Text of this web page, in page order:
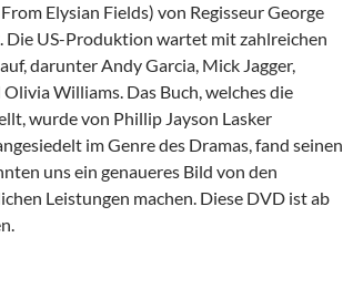
Elysian Fields) von Regisseur George
Die US-Produktion wartet mit zahlreichen
darunter Andy Garcia, Mick Jagger,
Williams. Das Buch, welches die
wurde von Phillip Jayson Lasker
im Genre des Dramas, fand seinen
uns ein genaueres Bild von den
Leistungen machen. Diese DVD ist ab